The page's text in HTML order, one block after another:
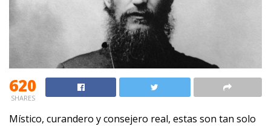
620
SHARES
Místico, curandero y consejero real, estas son tan solo